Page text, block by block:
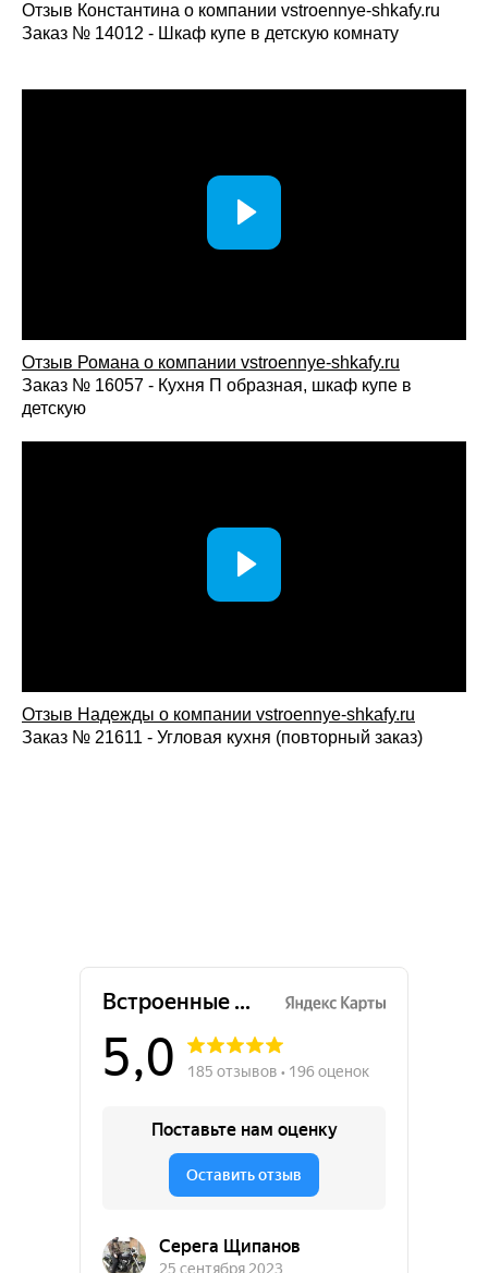
Отзыв Константина о компании vstroennye-shkafy.ru
Заказ № 14012 - Шкаф купе в детскую комнату
Отзыв Романа о компании vstroennye-shkafy.ru
Заказ № 16057 - Кухня П образная, шкаф купе в
детскую
Отзыв Надежды о компании vstroennye-shkafy.ru
Заказ № 21611 - Угловая кухня (повторный заказ)